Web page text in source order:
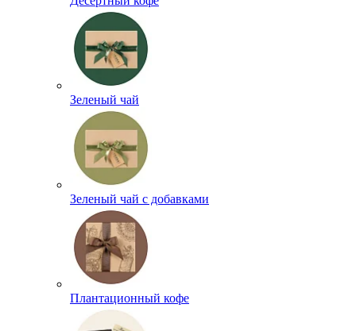
Зеленый чай
Зеленый чай с добавками
Плантационный кофе